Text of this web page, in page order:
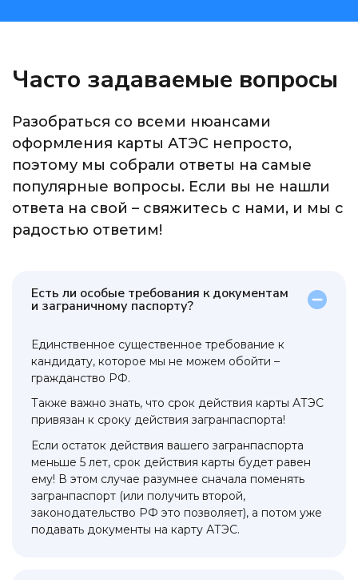
Часто задаваемые вопросы
Разобраться со всеми нюансами
оформления карты АТЭС непросто,
поэтому мы собрали ответы на самые
популярные вопросы. Если вы не нашли
ответа на свой – свяжитесь с нами, и мы с
радостью ответим!
Есть ли особые требования к документам
и заграничному паспорту?
Единственное существенное требование к
кандидату, которое мы не можем обойти –
гражданство РФ.
Также важно знать, что срок действия карты АТЭС
привязан к сроку действия загранпаспорта!
Если остаток действия вашего загранпаспорта
меньше 5 лет, срок действия карты будет равен
ему! В этом случае разумнее сначала поменять
загранпаспорт (или получить второй,
законодательство РФ это позволяет), а потом уже
подавать документы на карту АТЭС.